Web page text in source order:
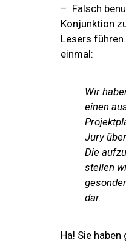
–: Falsch
Konjunktion
Lesers
einmal:
Wir
einen
Jury
Die
stellen
dar.
Ha! Sie